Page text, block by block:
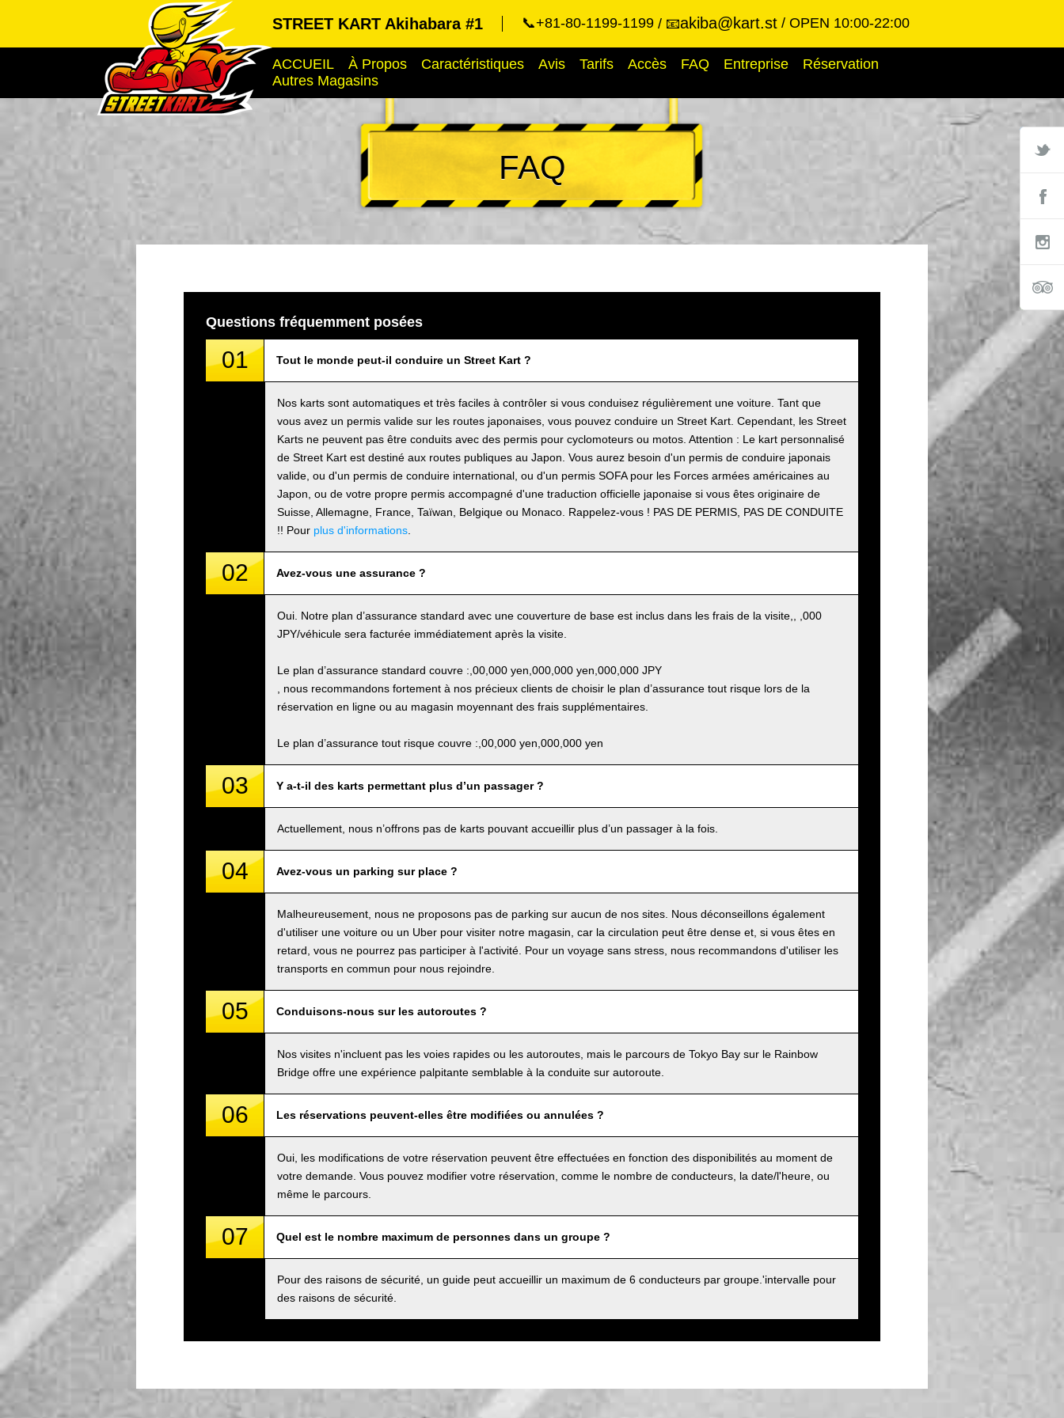
STREET KART Akihabara #1 📞+81-80-1199-1199 📧akiba@kart.st OPEN 10:00-22:00
ACCUEIL À Propos Caractéristiques Avis Tarifs Accès FAQ Entreprise
Réservation
Autres Magasins
FAQ
Questions fréquemment posées
01 Tout le monde peut-il conduire un Street Kart ?
Nos karts sont automatiques et très faciles à contrôler si vous conduisez régulièrement une voiture. Tant que
vous avez un permis valide sur les routes japonaises, vous pouvez conduire un Street Kart. Cependant, les Street
Karts ne peuvent pas être conduits avec des permis pour cyclomoteurs ou motos. Attention : Le kart personnalisé
de Street Kart est destiné aux routes publiques au Japon. Vous aurez besoin d'un permis de conduire japonais
valide, ou d'un permis de conduire international, ou d'un permis SOFA pour les Forces armées américaines au
Japon, ou de votre propre permis accompagné d'une traduction officielle japonaise si vous êtes originaire de
Suisse, Allemagne, France, Taïwan, Belgique ou Monaco. Rappelez-vous ! PAS DE PERMIS, PAS DE CONDUITE
!! Pour plus d'informations
02 Avez-vous une assurance ?
Oui. Notre plan d’assurance standard avec une couverture de base est inclus dans les frais de la visite,, ,000
JPY/véhicule sera facturée immédiatement après la visite.
Le plan d’assurance standard couvre :,00,000 yen,000,000 yen,000,000 JPY
, nous recommandons fortement à nos précieux clients de choisir le plan d’assurance tout risque lors de la
réservation en ligne ou au magasin moyennant des frais supplémentaires.
Le plan d’assurance tout risque couvre :,00,000 yen,000,000 yen
03 Y a-t-il des karts permettant plus d’un passager ?
Actuellement, nous n’offrons pas de karts pouvant accueillir plus d’un passager à la fois.
04 Avez-vous un parking sur place ?
Malheureusement, nous ne proposons pas de parking sur aucun de nos sites. Nous déconseillons également
d'utiliser une voiture ou un Uber pour visiter notre magasin, car la circulation peut être dense et, si vous êtes en
retard, vous ne pourrez pas participer à l'activité. Pour un voyage sans stress, nous recommandons d'utiliser les
transports en commun pour nous rejoindre.
05 Conduisons-nous sur les autoroutes ?
Nos visites n'incluent pas les voies rapides ou les autoroutes, mais le parcours de Tokyo Bay sur le Rainbow
Bridge offre une expérience palpitante semblable à la conduite sur autoroute.
06 Les réservations peuvent-elles être modifiées ou annulées ?
Oui, les modifications de votre réservation peuvent être effectuées en fonction des disponibilités au moment de
votre demande. Vous pouvez modifier votre réservation, comme le nombre de conducteurs, la date/l'heure, ou
même le parcours.
07 Quel est le nombre maximum de personnes dans un groupe ?
Pour des raisons de sécurité, un guide peut accueillir un maximum de 6 conducteurs par groupe.'intervalle pour
des raisons de sécurité.